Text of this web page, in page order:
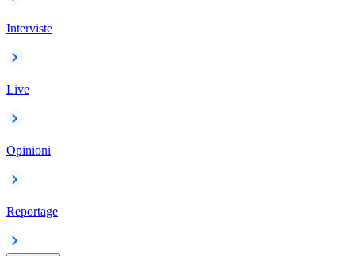
Interviste
Live
Opinioni
Reportage